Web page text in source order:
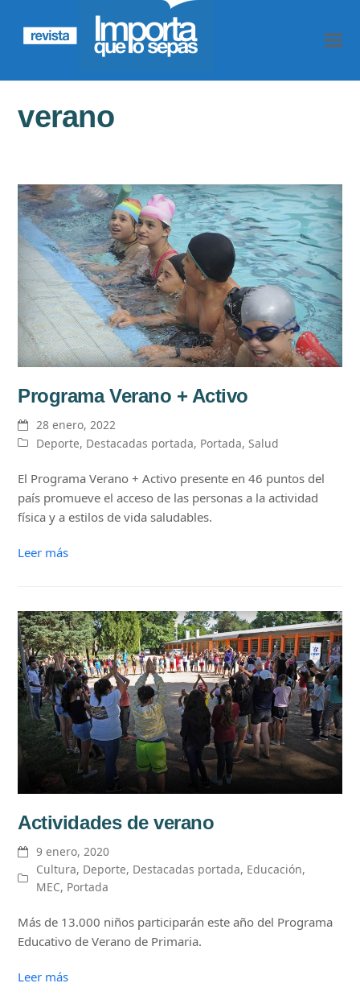
verano
Programa Verano + Activo
28 enero, 2022
Deporte, Destacadas portada, Portada, Salud
El Programa Verano + Activo presente en 46 puntos del
país promueve el acceso de las personas a la actividad
física y a estilos de vida saludables.
Leer más
Actividades de verano
9 enero, 2020
Cultura, Deporte, Destacadas portada, Educación,
MEC, Portada
Más de 13.000 niños participarán este año del Programa
Educativo de Verano de Primaria.
Leer más